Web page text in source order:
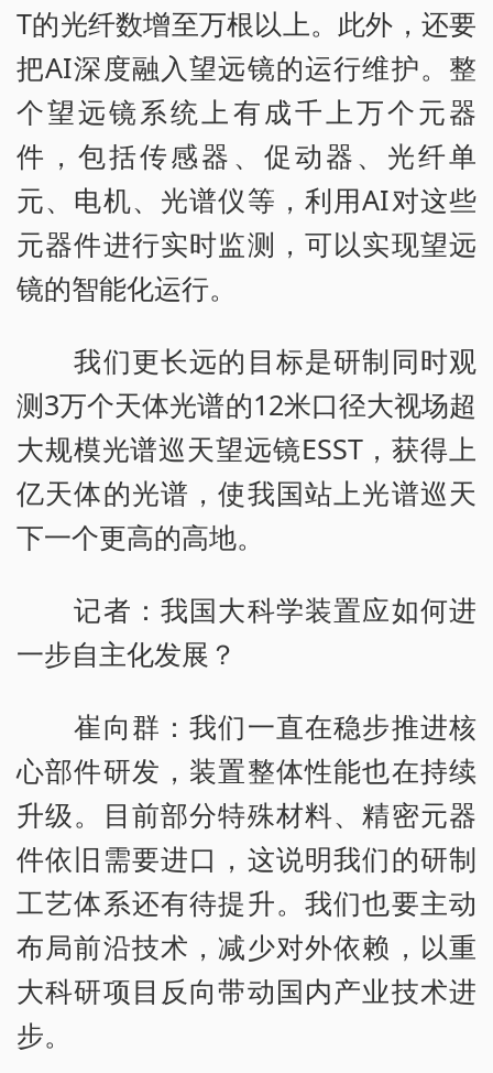
T的光纤数增至万根以上。此外，还要
把AI深度融入望远镜的运行维护。整
个望远镜系统上有成千上万个元器
件，包括传感器、促动器、光纤单
元、电机、光谱仪等，利用AI对这些
元器件进行实时监测，可以实现望远
镜的智能化运行。
我们更长远的目标是研制同时观
测3万个天体光谱的12米口径大视场超
大规模光谱巡天望远镜ESST，获得上
亿天体的光谱，使我国站上光谱巡天
下一个更高的高地。
记者：我国大科学装置应如何进
一步自主化发展？
崔向群：我们一直在稳步推进核
心部件研发，装置整体性能也在持续
升级。目前部分特殊材料、精密元器
件依旧需要进口，这说明我们的研制
工艺体系还有待提升。我们也要主动
布局前沿技术，减少对外依赖，以重
大科研项目反向带动国内产业技术进
步。